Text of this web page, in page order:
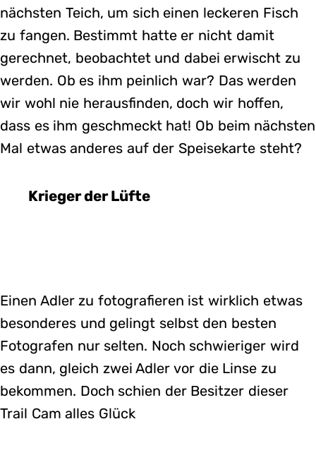
nächsten Teich, um sich einen leckeren Fisch
zu fangen. Bestimmt hatte er nicht damit
gerechnet, beobachtet und dabei erwischt zu
werden. Ob es ihm peinlich war? Das werden
wir wohl nie herausfinden, doch wir hoffen,
dass es ihm geschmeckt hat! Ob beim nächsten
Mal etwas anderes auf der Speisekarte steht?
Krieger der Lüfte
Einen Adler zu fotografieren ist wirklich etwas
besonderes und gelingt selbst den besten
Fotografen nur selten. Noch schwieriger wird
es dann, gleich zwei Adler vor die Linse zu
bekommen. Doch schien der Besitzer dieser
Trail Cam alles Glück